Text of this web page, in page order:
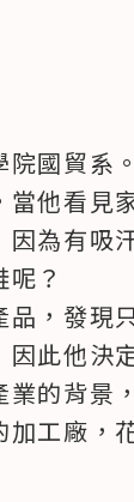
國貿系
他看見
為有吸
？
，發現
此他決
的背景
工廠，